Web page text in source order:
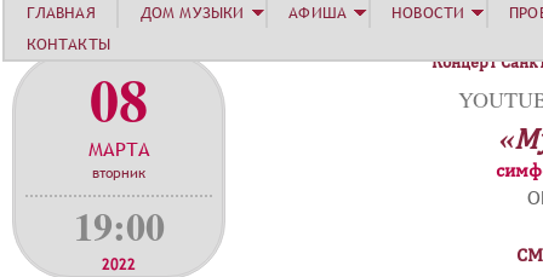
08
МАРТА
вторник
19:00
2022
Концерт
ГЛАВНАЯ ДОМ МУЗЫКИ АФИША НОВОСТИ
КОНТАКТЫ